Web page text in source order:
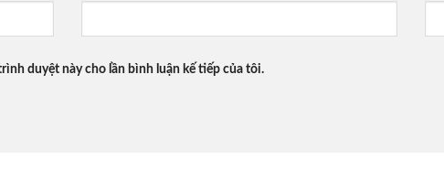
duyệt này cho lần bình luận kế tiếp của tôi.